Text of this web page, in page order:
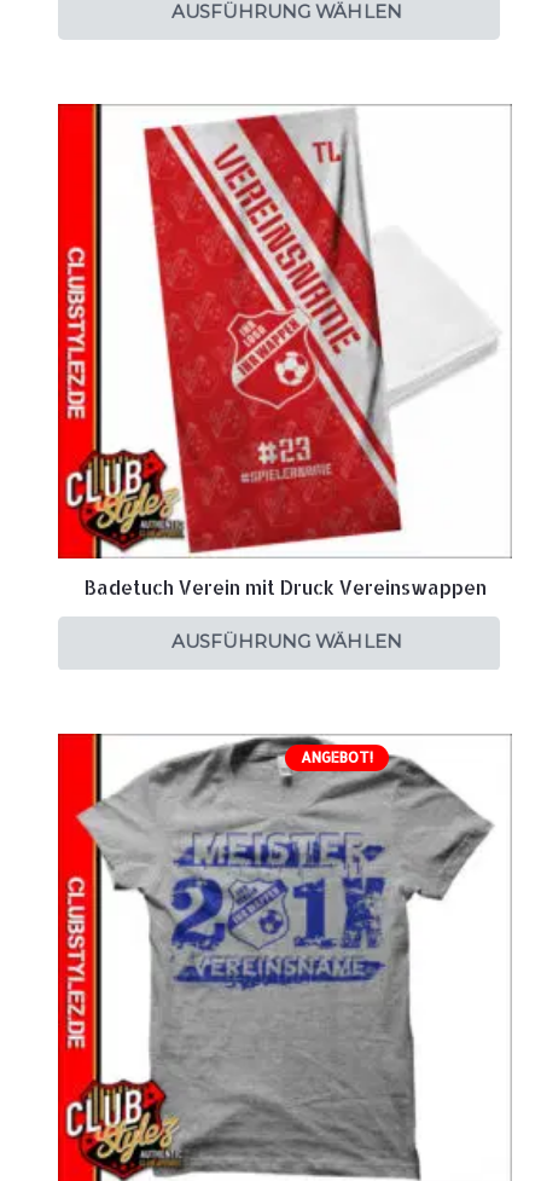
AUSFÜHRUNG WÄHLEN
Badetuch Verein mit Druck Vereinswappen
AUSFÜHRUNG WÄHLEN
ANGEBOT!